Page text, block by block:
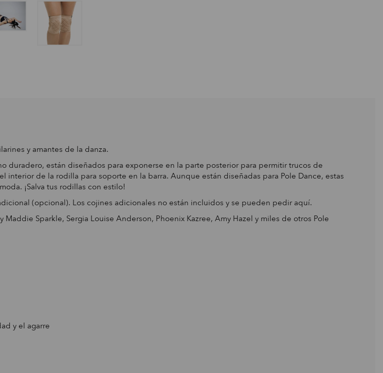
y amantes de la danza.
están diseñados para exponerse en la parte posterior para permitir trucos de
de la rodilla para soporte en la barra. Aunque están diseñadas para Pole Dance, estas
¡Salva tus rodillas con estilo!
(opcional). Los cojines adicionales no están incluidos y se pueden pedir aquí.
Sparkle, Sergia Louise Anderson, Phoenix Kazree, Amy Hazel y miles de otros Pole
y el agarre